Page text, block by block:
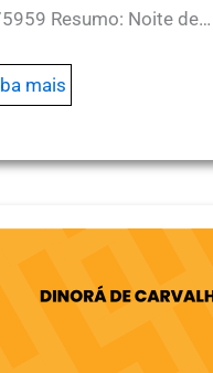
Resumo: Noite de…
mais